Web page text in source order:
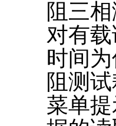
阻三
对有
时间
阻测
菜单